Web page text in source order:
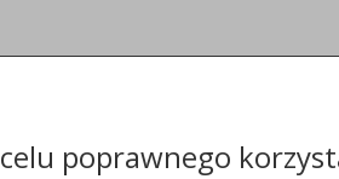
poprawnego